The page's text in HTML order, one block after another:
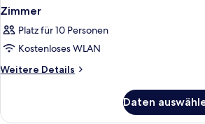
Zimmer
Platz für 10 Personen
Kostenloses WLAN
Weitere Details
Weitere
Daten